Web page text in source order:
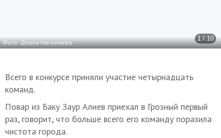
1 / 10
Фото: Диана Магомаева
Всего в конкурсе приняли участие четырнадцать
команд.
Повар из Баку Заур Алиев приехал в Грозный первый
раз, говорит, что больше всего его команду поразила
чистота города.